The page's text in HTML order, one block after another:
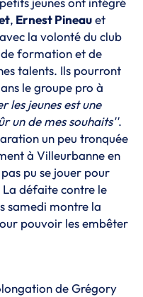
, Ernest Pineauet
la volonté du club
formation et de
talents. Ils pourront
le groupe pro à
les jeunes est une
un de mes souhaits''.
un peu tronquée
à Villeurbanne en
pu se jouer pour
défaite contre le
samedi montre la
pouvoir les embêter
de Grégory